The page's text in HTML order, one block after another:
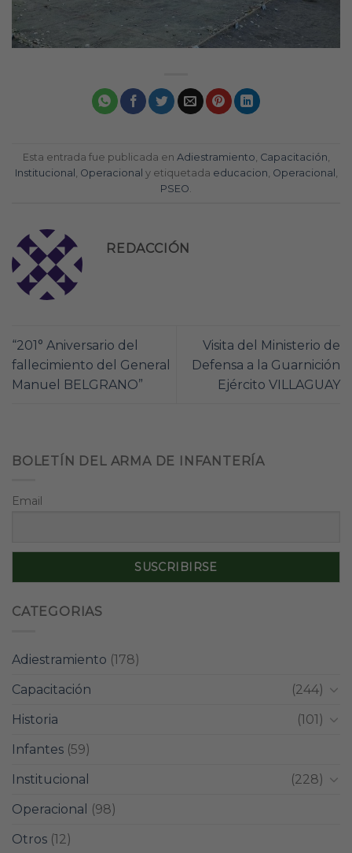
Esta entrada fue publicada en Adiestramiento Capacitación
Institucional
Operacional y etiquetada educacion Operacional
PSEO
REDACCIÓN
“201° Aniversario del
fallecimiento del General
Manuel BELGRANO”
Visita del Ministerio de
Defensa a la Guarnición
Ejército VILLAGUAY
BOLETÍN DEL ARMA DE INFANTERÍA
Email
CATEGORIAS
Adiestramiento (178)
Capacitación
(244)
Historia
(101)
Infantes (59)
Institucional
(228)
Operacional
(98)
Otros (12)